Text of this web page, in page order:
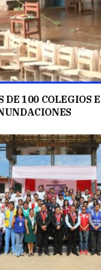
DE 100 COLEGIOS